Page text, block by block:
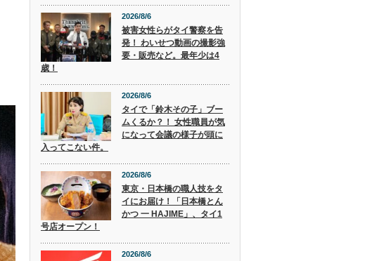
2026/8/6
被害女性らがタイ警察を告
発！ わいせつ動画の撮影強
要・販売など。最年少は4
歳！
2026/8/6
タイで「鈴木その子」ブー
ムくるか？！ 女性職員が気
になって会議の様子が頭に
入ってこない件。
2026/8/6
東京・日本橋の職人技をタ
イにお届け！「日本橋とん
かつ 一 HAJIME」、タイ1
号店オープン！
2026/8/6